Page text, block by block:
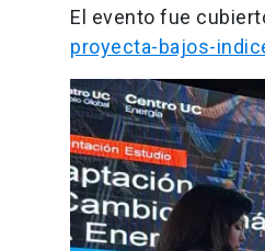
El evento fue
proyecta-bajos-